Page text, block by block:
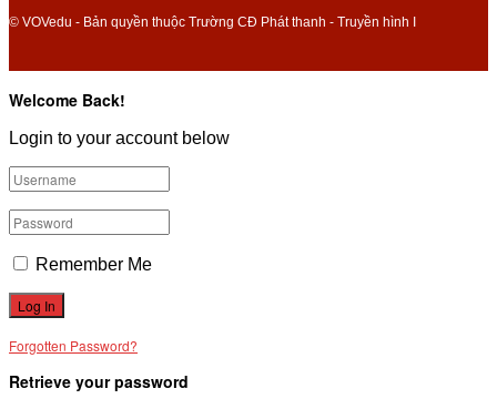
© VOVedu - Bản quyền thuộc Trường CĐ Phát thanh - Truyền hình I
Welcome Back!
Login to your account below
Remember Me
Forgotten Password?
Retrieve your password